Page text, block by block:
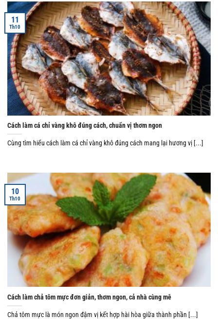
Cách làm cá chỉ vàng khô đúng cách, chuẩn vị thơm ngon
Cùng tìm hiểu cách làm cá chỉ vàng khô đúng cách mang lại hương vị [...]
11
Th10
Cách làm chả tôm mực đơn giản, thơm ngon, cả nhà cùng mê
Chả tôm mực là món ngon đậm vị kết hợp hài hòa giữa thành phần [...]
10
Th10